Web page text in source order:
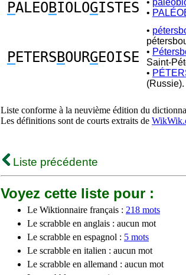
PALEOBIOLOGISTES •
•
PETERSBOURGEOISE
•
•
Saint-
•
(Russie).
Liste conforme à la neuvième édition du
Les définitions sont de courts extraits de
Liste précédente
Voyez cette liste pour :
Le Wiktionnaire français : 218 mots
Le scrabble en anglais : aucun mot
Le scrabble en espagnol : 5 mots
Le scrabble en italien : aucun mot
Le scrabble en allemand : aucun mot